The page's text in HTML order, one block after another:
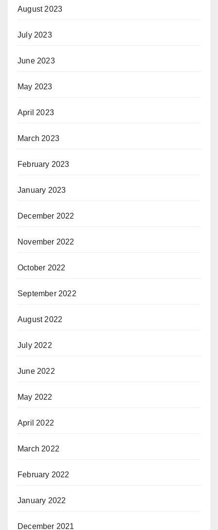
August 2023
July 2023
June 2023
May 2023
April 2023
March 2023
February 2023
January 2023
December 2022
November 2022
October 2022
September 2022
August 2022
July 2022
June 2022
May 2022
April 2022
March 2022
February 2022
January 2022
December 2021